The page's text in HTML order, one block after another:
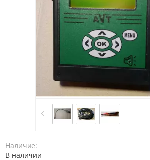
Наличие:
В наличии